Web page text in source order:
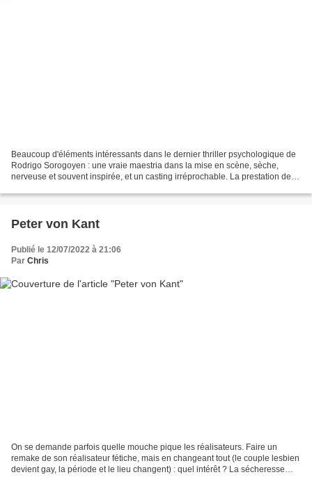
Beaucoup d'éléments intéressants dans le dernier thriller psychologique de
Rodrigo Sorogoyen : une vraie maestria dans la mise en scène, sèche,
nerveuse et souvent inspirée, et un casting irréprochable. La prestation de
Peter von Kant
Publié le 12/07/2022 à 21:06
Par Chris
On se demande parfois quelle mouche pique les réalisateurs. Faire un
remake de son réalisateur fétiche, mais en changeant tout (le couple lesbien
devient gay, la période et le lieu changent) : quel intérêt ? La sécheresse